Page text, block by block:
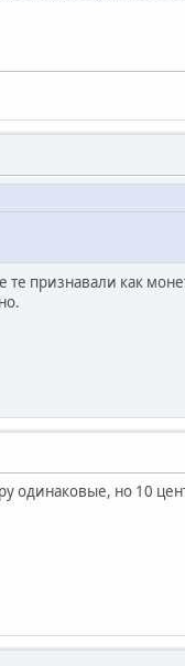
признавали как
одинаковые, но 10